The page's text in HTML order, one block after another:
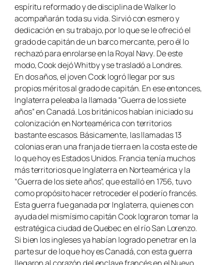
espíritu reformado y de disciplina de Walker lo
acompañarán toda su vida. Sirvió con esmero y
dedicación en su trabajo, por lo que se le ofreció el
grado de capitán de un barco mercante, pero él lo
rechazó para enrolarse en la Royal Navy. De este
modo, Cook dejó Whitby y se trasladó a Londres.
En dos años, el joven Cook logró llegar por sus
propios méritos al grado de capitán. En ese entonces,
Inglaterra peleaba la llamada “Guerra de los siete
años” en Canadá. Los británicos habían iniciado su
colonización en Norteamérica con territorios
bastante escasos. Básicamente, las llamadas 13
colonias eran una franja de tierra en la costa este de
lo que hoy es Estados Unidos. Francia tenía muchos
más territorios que Inglaterra en Norteamérica y la
“Guerra de los siete años”, que estalló en 1756, tuvo
como propósito hacer retroceder el poderío francés.
Esta guerra fue ganada por Inglaterra, quienes con
ayuda del mismísimo capitán Cook lograron tomar la
estratégica ciudad de Quebec en el río San Lorenzo.
Si bien los ingleses ya habían logrado penetrar en la
parte sur de lo que hoy es Canadá, con esta guerra
llegaron al corazón del enclave francés en el Nuevo